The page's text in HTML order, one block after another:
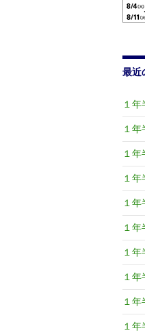
最近
１年
１年
１年
１年
１年
１年
１年
１年
１年
１年